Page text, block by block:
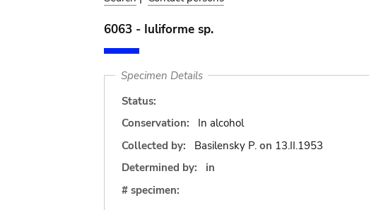
6063 - Iuliforme sp.
Specimen Details
Status:
Conservation:
In alcohol
Collected by:
Basilensky P. on 13.II.1953
Determined by:
in
# specimen: